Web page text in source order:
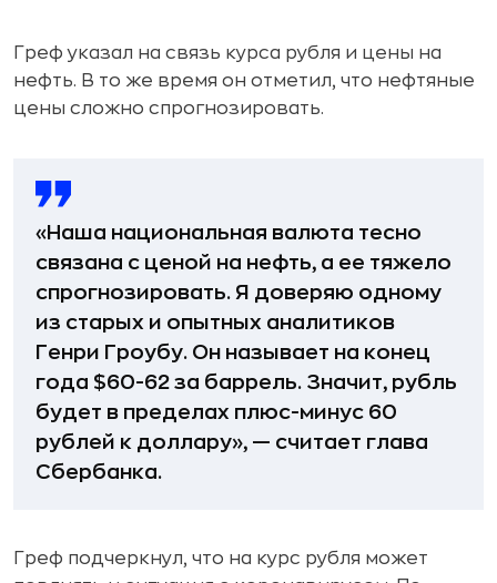
Греф указал на связь курса рубля и цены на
нефть. В то же время он отметил, что нефтяные
цены сложно спрогнозировать.
«Наша национальная валюта тесно
связана с ценой на нефть, а ее тяжело
спрогнозировать. Я доверяю одному
из старых и опытных аналитиков
Генри Гроубу. Он называет на конец
года $60-62 за баррель. Значит, рубль
будет в пределах плюс-минус 60
рублей к доллару», — считает глава
Сбербанка.
Греф подчеркнул, что на курс рубля может